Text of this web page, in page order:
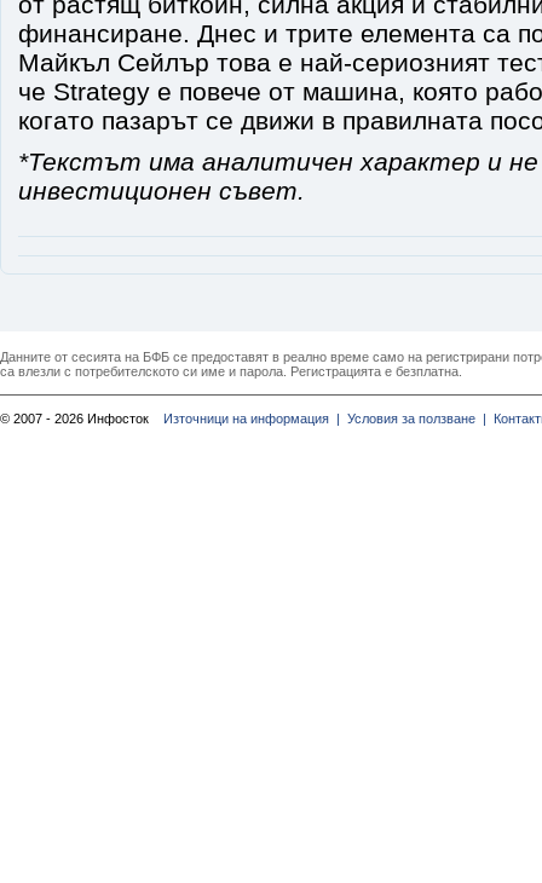
финансиране. Днес и трите елемента са
Майкъл Сейлър това е най-сериозният
че Strategy е повече от машина, която
когато пазарът се движи в правилната
*Текстът има аналитичен характер и
инвестиционен съвет.
Данните от сесията на БФБ се предоставят в реално време само на регистрирани
са влезли с потребителското си име и парола. Регистрацията е безплатна.
© 2007 - 2026 Инфосток Източници на информация | Условия за ползване |